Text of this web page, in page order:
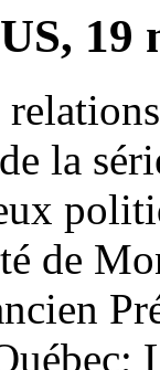
19
la
de